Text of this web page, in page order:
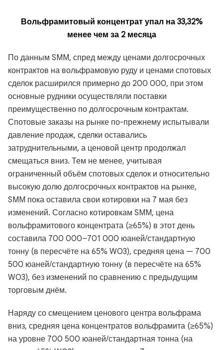
Вольфрамитовый концентрат упал на 33,32%
менее чем за 2 месяца
По данным SMM, спред между ценами долгосрочных
контрактов на вольфрамовую руду и ценами спотовых
сделок расширился примерно до 200 000, при этом
основные рудники осуществляли поставки
преимущественно по долгосрочным контрактам.
Спотовые заказы на рынке по-прежнему испытывали
давление продаж, сделки оставались
затруднительными, а ценовой центр продолжал
смещаться вниз. Тем не менее, учитывая
ограниченный объём спотовых сделок и относительно
высокую долю долгосрочных контрактов на рынке,
SMM пока оставила свои котировки на 7 мая без
изменений. Согласно котировкам SMM, цена
вольфрамитового концентрата (≥65%) в этот день
составила 700 000–701 000 юаней/стандартную
тонну (в пересчёте на 65% WO3), средняя цена — 700
500 юаней/стандартную тонну (в пересчёте на 65%
WO3), без изменений по сравнению с предыдущим
торговым днём.
Наряду со смещением ценового центра вольфрама
вниз, средняя цена концентратов вольфрамита (≥65%)
на уровне 700 500 юаней/стандартная тонна (на